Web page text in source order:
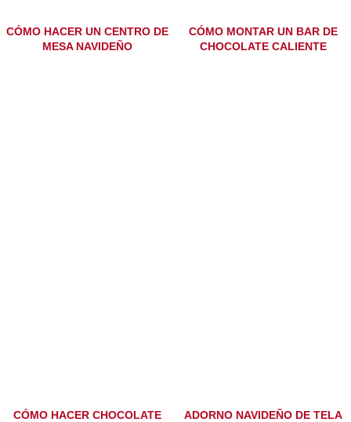
CÓMO HACER UN CENTRO DE
MESA NAVIDEÑO
CÓMO MONTAR UN BAR DE
CHOCOLATE CALIENTE
CÓMO HACER CHOCOLATE
ADORNO NAVIDEÑO DE TELA